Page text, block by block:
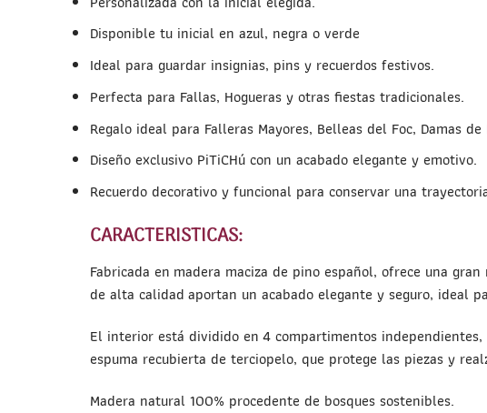
Disponible tu inicial en azul, negra o verde
Ideal para guardar insignias, pins y recuerdos festivos.
Perfecta para Fallas, Hogueras y otras fiestas tradicionales.
Regalo ideal para Falleras Mayores, Belleas del Foc, Damas
Diseño exclusivo PiTiCHú con un acabado elegante y emotivo.
Recuerdo decorativo y funcional para conservar una
CARACTERISTICAS:
Fabricada en madera maciza de pino español, ofrece una
de alta calidad aportan un acabado elegante y seguro, ideal
El interior está dividido en 4 compartimentos
espuma recubierta de terciopelo, que protege las piezas y
Madera natural 100% procedente de bosques sostenibles.